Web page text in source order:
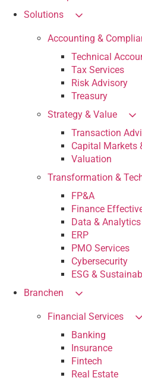
Solutions
Accounting &
Technical
Tax Services
Risk Advisory
Treasury
Strategy & Value
Transaction
Capital Markets
Valuation
Transformation &
FP&A
Finance
Data & Analytics
ERP
PMO Services
Cybersecurity
ESG &
Branchen
Financial Services
Banking
Insurance
Fintech
Real Estate